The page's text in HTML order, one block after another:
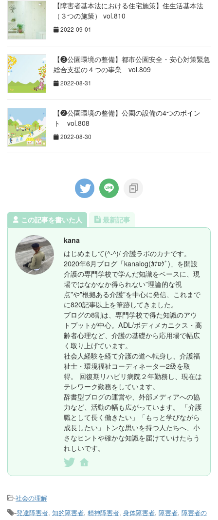
【障害者基本法における住宅施策】住生活基本法
（３つの施策） vol.810
2022-09-01
【❸公園環境の整備】都市公園安全・安心対策緊急
総合支援の４つの事業 vol.809
2022-08-31
【❷公園環境の整備】公園の設備の4つのポイン
ト vol.808
2022-08-30
この記事を書いた人 最新記事
kana
はじめまして(^-^)/ 介護ラボのカナです。
2020年6月ブログ「kanalog(ｶﾅﾛｸﾞ)」を開設
介護の専門学校で学んだ知識をベースに、現
場ではなかなか得られない”理論的な視
点”や”根拠ある介護”を中心に発信、これまで
に820記事以上を筆跡してきました。
ブログの8割は、専門学校で得た知識のアウ
トプットが中心。ADL/ボディメカニクス・高
齢者心理など、介護の基礎から応用場で幅広
く取り上げています。
社会人経験を経て介護の道へ転身し、介護福
祉士・環境福祉コーディネーター2級を取
得。 回復期リハビリ病院２年勤務し、現在は
テレワーク勤務をしています。
辞書型ブログの運営や、外部メディアへの協
力など、活動の幅も広がっています。 「介護
職として長く働きたい」「もっと学びながら
成長したい」トンな思いを持つ人たちへ、小
さなヒントや確かな知識を届けていけたらう
れしいです。
-社会の理解
-発達障害者, 知的障害者, 精神障害者, 身体障害者, 障害者, 障害者の